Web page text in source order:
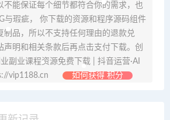
不能保证每个细节都符合你的需求，也
与瑕疵， 你下载的资源和程序源码组件
制品，所以不支持任何理由的退款兑
声明和相关条款后再点击支付下载。创
副业课程资源免费下载 | 抖音运营·AI
vip1188.cn
如何获得 积分